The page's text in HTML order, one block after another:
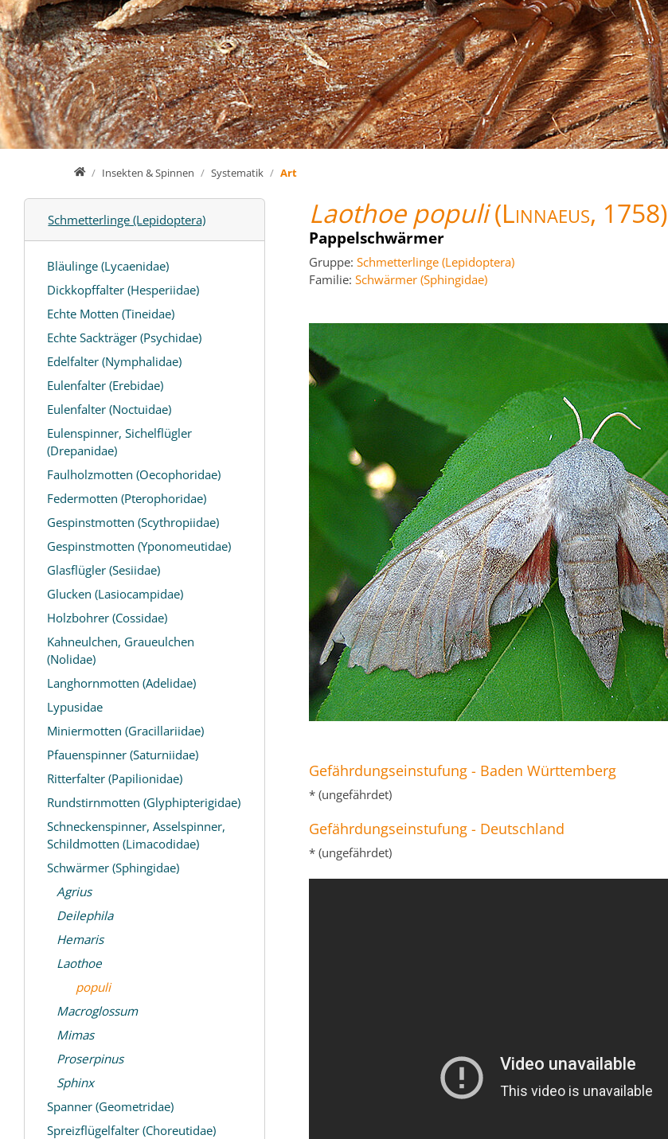
HomeInsekten & Spinnen Systematik Art
Laothoe populi(Linnaeus, 1758)
Pappelschwärmer
Gruppe: Schmetterlinge (Lepidoptera)
Familie: Schwärmer (Sphingidae)
Gefährdungseinstufung - Baden Württemberg
* (ungefährdet)
Gefährdungseinstufung - Deutschland
* (ungefährdet)
Schmetterlinge (Lepidoptera)
Bläulinge (Lycaenidae)
Dickkopffalter (Hesperiidae)
Echte Motten (Tineidae)
Echte Sackträger (Psychidae)
Edelfalter (Nymphalidae)
Eulenfalter (Erebidae)
Eulenfalter (Noctuidae)
Eulenspinner, Sichelflügler
(Drepanidae)
Faulholzmotten (Oecophoridae)
Federmotten (Pterophoridae)
Gespinstmotten (Scythropiidae)
Gespinstmotten (Yponomeutidae)
Glasflügler (Sesiidae)
Glucken (Lasiocampidae)
Holzbohrer (Cossidae)
Kahneulchen, Graueulchen
(Nolidae)
Langhornmotten (Adelidae)
Lypusidae
Miniermotten (Gracillariidae)
Pfauenspinner (Saturniidae)
Ritterfalter (Papilionidae)
Rundstirnmotten (Glyphipterigidae)
Schneckenspinner, Asselspinner,
Schildmotten (Limacodidae)
Schwärmer (Sphingidae)
Agrius
Deilephila
Hemaris
Laothoe
populi
Macroglossum
Mimas
Proserpinus
Sphinx
Spanner (Geometridae)
Spreizflügelfalter (Choreutidae)